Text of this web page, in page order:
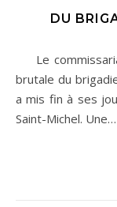
DU
Le commissariat d’Évreux est en deuil après la perte
brutale du
a mis fin à ses
Saint-Michel. Une…